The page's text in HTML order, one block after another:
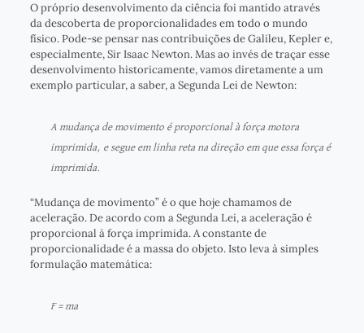
O próprio desenvolvimento da ciência foi mantido através
da descoberta de proporcionalidades em todo o mundo
físico. Pode-se pensar nas contribuições de Galileu, Kepler e,
especialmente, Sir Isaac Newton. Mas ao invés de traçar esse
desenvolvimento historicamente, vamos diretamente a um
exemplo particular, a saber, a Segunda Lei de Newton:
A mudança de movimento é proporcional à força motora
imprimida, e segue em linha reta na direção em que essa força é
imprimida.
“Mudança de movimento” é o que hoje chamamos de
aceleração. De acordo com a Segunda Lei, a aceleração é
proporcional à força imprimida. A constante de
proporcionalidade é a massa do objeto. Isto leva à simples
formulação matemática:
F = ma